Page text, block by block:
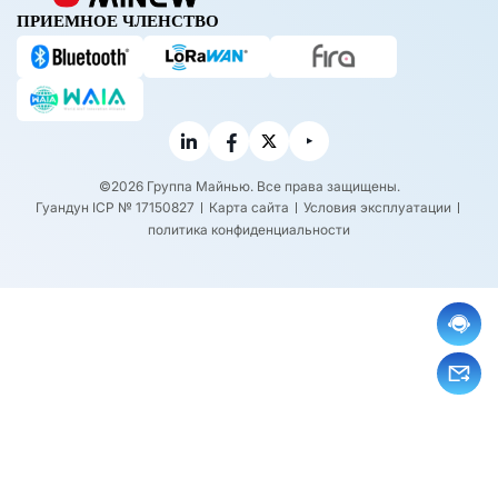
& Ка
к выб
рать
ПРИЕМНОЕ ЧЛЕНСТВО
©2026 Группа Майнью. Все права защищены.
Гуандун ICP № 17150827
Карта сайта
Условия эксплуатации
политика конфиденциальности